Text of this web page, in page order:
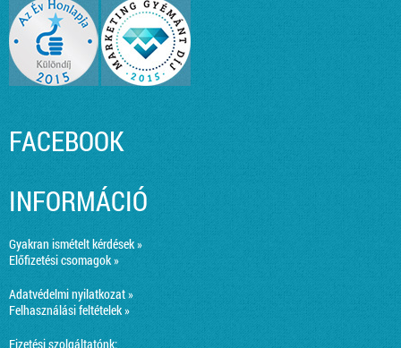
FACEBOOK
INFORMÁCIÓ
Gyakran ismételt kérdések »
Előfizetési csomagok »
Adatvédelmi nyilatkozat »
Felhasználási feltételek »
Fizetési szolgáltatónk: